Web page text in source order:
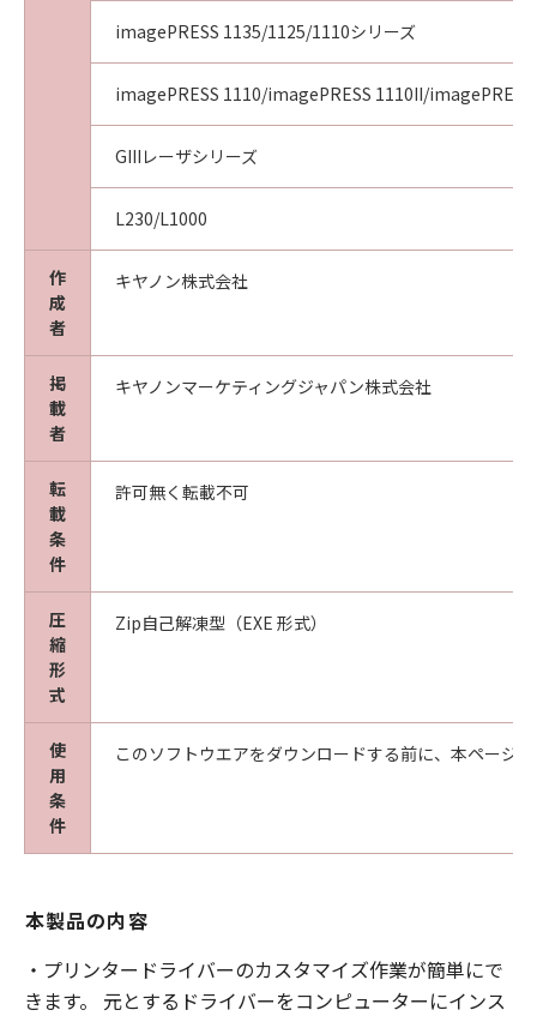
imagePRESS 1135/1125/1110シリーズ
imagePRESS 1110/imagePRESS 1110II/
GIIIレーザシリーズ
L230/L1000
作
成
者
キヤノン株式会社
掲
載
者
キヤノンマーケティングジャパン株式会社
転
載
条
件
許可無く転載不可
圧
縮
形
式
Zip自己解凍型（EXE 形式）
使
用
条
件
このソフトウエアをダウンロードする前に、本ページ
本製品の内容
・プリンタードライバーのカスタマイズ作業が簡単にで
きます。 元とするドライバーをコンピューターにインス